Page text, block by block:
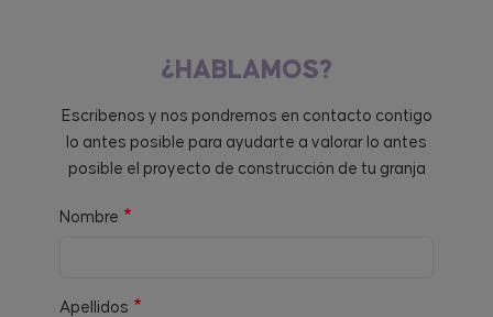
¿HABLAMOS?
Escríbenos y nos pondremos en contacto contigo
lo antes posible para ayudarte a valorar lo antes
posible el proyecto de construcción de tu granja
Nombre
Apellidos